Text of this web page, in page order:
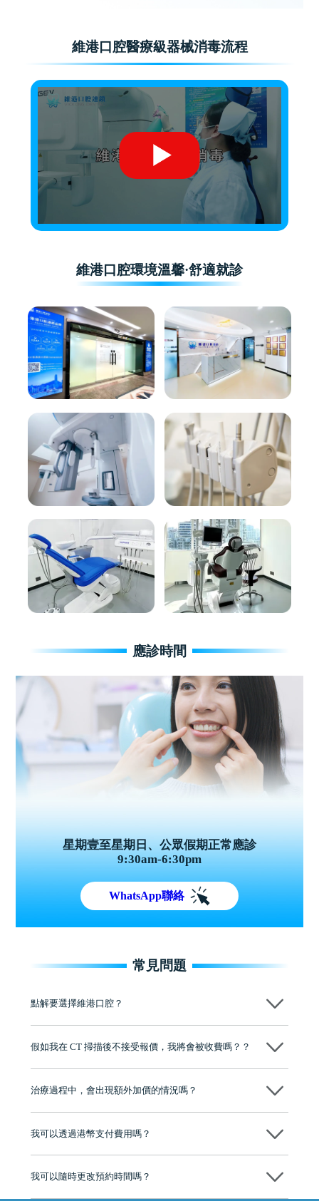
維港口腔醫療級器械消毒流程
維港口腔環境溫馨·舒適就診
應診時間
星期壹至星期日、公眾假期正常應診
9:30am-6:30pm
WhatsApp聯絡
常見問題
點解要選擇維港口腔？
牌」、「2025香港企業領袖品牌」，是諾貝爾種植系統全球放心植牙中
至今已服務超過三十個國家和地區的顧客，受到粵港澳大灣區及周邊城
有咨詢及服務保障中心，有任何問題都可以隨時預約免費咨詢，讓人十
假如我在 CT 掃描後不接受報價，我將會被收費嗎？？
治療過程中，會出現額外加價的情況嗎？
我可以透過港幣支付費用嗎？
可以。維港口腔會按照當日匯率轉算收取費用，而匯率會及時告知客人
我可以隨時更改預約時間嗎？